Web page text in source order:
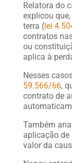
Relatora do
explicou
terra (lei
contratos
ou
aplica à
Nesses
59.566/66,
contrato de
Também
aplicação
valor da